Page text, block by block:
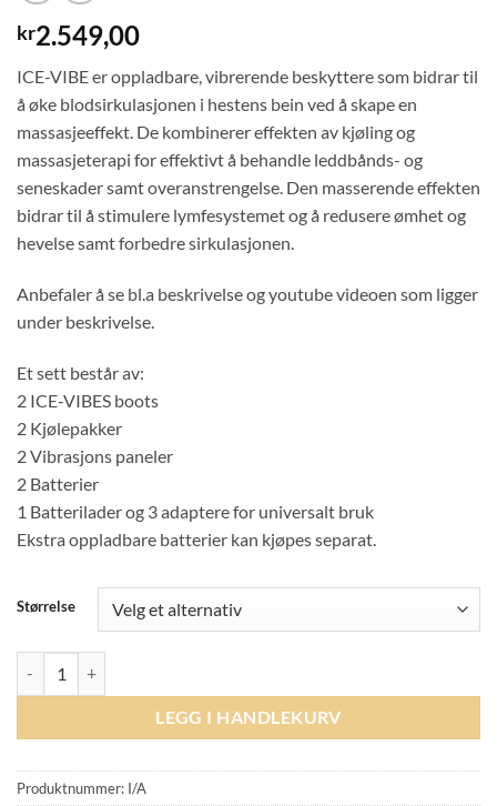
kr2.549,00
ICE-VIBE er oppladbare, vibrerende beskyttere som bidrar til
å øke blodsirkulasjonen i hestens bein ved å skape en
massasjeeffekt. De kombinerer effekten av kjøling og
massasjeterapi for effektivt å behandle leddbånds- og
seneskader samt overanstrengelse. Den masserende effekten
bidrar til å stimulere lymfesystemet og å redusere ømhet og
hevelse samt forbedre sirkulasjonen.
Anbefaler å se bl.a beskrivelse og youtube videoen som ligger
under beskrivelse.
Et sett består av:
2 ICE-VIBES boots
2 Kjølepakker
2 Vibrasjons paneler
2 Batterier
1 Batterilader og 3 adaptere for universalt bruk
Ekstra oppladbare batterier kan kjøpes separat.
Størrelse
LEGG I HANDLEKURV
Produktnummer: I/A